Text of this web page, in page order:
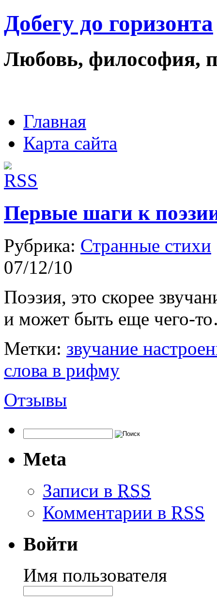
Добегу до горизонта
Любовь, философия,
Главная
Карта сайта
Первые шаги к
Рубрика: Странные стихи
07/12/10
Поэзия, это скорее
и может быть еще чего-
Метки: звучание
слова в рифму
Отзывы
Meta
Записи в RSS
Комментарии в RSS
Войти
Имя пользователя